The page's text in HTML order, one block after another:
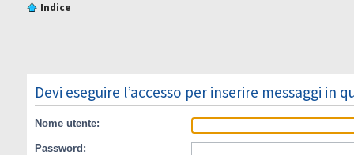
Indice
Devi eseguire l’accesso per inserire messaggi in
Nome utente:
Password: